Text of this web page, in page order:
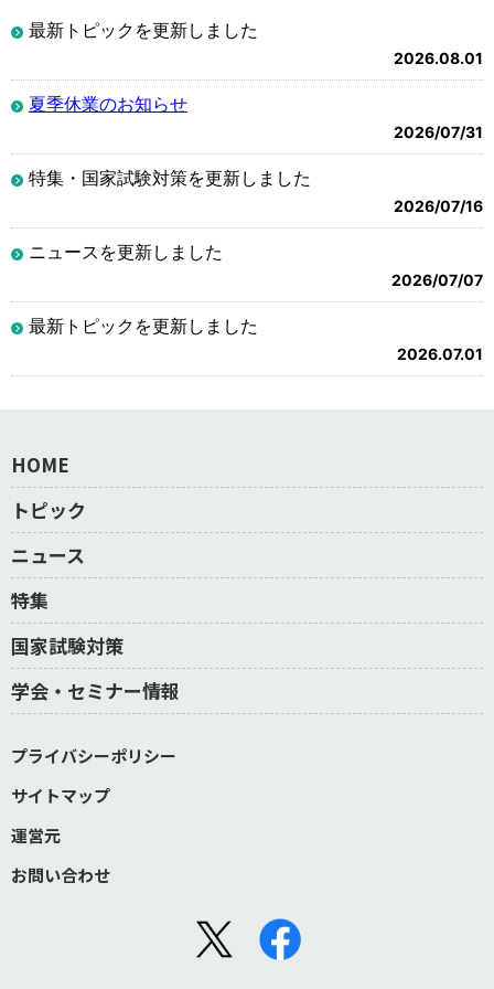
最新トピックを更新しました
2026.08.01
夏季休業のお知らせ
2026/07/31
特集・国家試験対策を更新しました
2026/07/16
ニュースを更新しました
2026/07/07
最新トピックを更新しました
2026.07.01
HOME
トピック
ニュース
特集
国家試験対策
学会・セミナー情報
プライバシーポリシー
サイトマップ
運営元
お問い合わせ